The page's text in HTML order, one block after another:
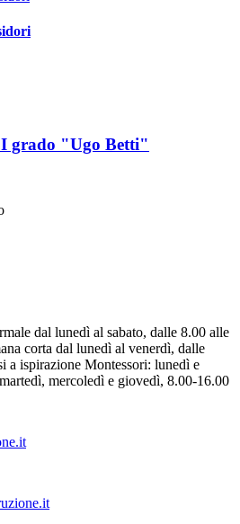
I grado "Ugo Betti"
dal lunedì al sabato, dalle 8.00 alle
corta dal lunedì al venerdì, dalle
a ispirazione Montessori: lunedì e
mercoledì e giovedì, 8.00-16.00